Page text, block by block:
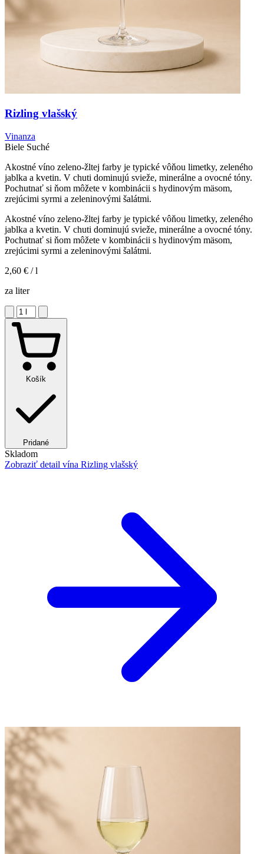
Rizling vlašský
Vinanza
Biele Suché
Akostné víno zeleno-žltej farby je typické vôňou limetky, zeleného
jablka a kvetin. V chuti dominujú svieže, minerálne a ovocné tóny.
Pochutnať si ňom môžete v kombinácii s hydinovým mäsom,
zrejúcimi syrmi a zeleninovými šalátmi.
Akostné víno zeleno-žltej farby je typické vôňou limetky, zeleného
jablka a kvetin. V chuti dominujú svieže, minerálne a ovocné tóny.
Pochutnať si ňom môžete v kombinácii s hydinovým mäsom,
zrejúcimi syrmi a zeleninovými šalátmi.
2,60 € / l
za liter
Košík
Pridané
Skladom
Zobraziť detail vína Rizling vlašský